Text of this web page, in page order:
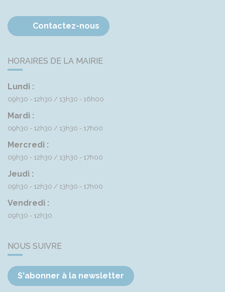
Contactez-nous
HORAIRES DE LA MAIRIE
Lundi :
09h30 - 12h30 13h30 - 16h00
Mardi :
09h30 - 12h30 13h30 - 17h00
Mercredi :
09h30 - 12h30 13h30 - 17h00
Jeudi :
09h30 - 12h30 13h30 - 17h00
Vendredi :
09h30 - 12h30
NOUS SUIVRE
S'abonner à la newsletter